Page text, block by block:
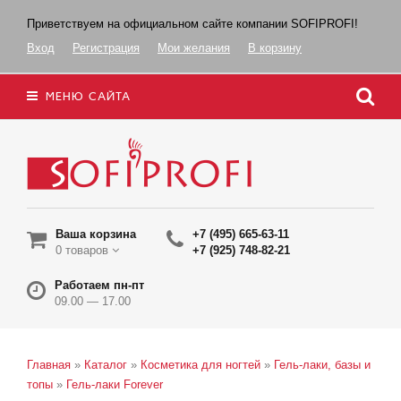
Приветствуем на официальном сайте компании SOFIPROFI!
Вход
Регистрация Мои желания В корзину
МЕНЮ САЙТА
Ваша корзина
0 товаров
+7 (495) 665-63-11
+7 (925) 748-82-21
Работаем пн-пт
09.00 — 17.00
Главная » Каталог » Косметика для ногтей » Гель-лаки, базы и
топы » Гель-лаки Forever